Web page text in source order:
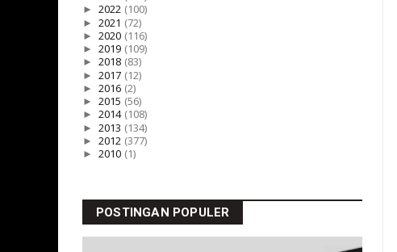
► 2022 (100)
► 2021 (72)
► 2020 (116)
► 2019 (109)
► 2018 (83)
► 2017 (12)
► 2016 (2)
► 2015 (56)
► 2014 (108)
► 2013 (134)
► 2012 (377)
► 2010 (1)
POSTINGAN POPULER